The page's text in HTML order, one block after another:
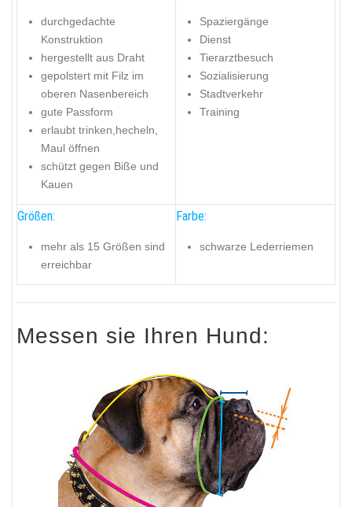
durchgedachte
Konstruktion
hergestellt aus Draht
gepolstert mit Filz im
oberen Nasenbereich
gute Passform
erlaubt trinken,hecheln,
Maul öffnen
schützt gegen Biße und
Kauen
Spaziergänge
Dienst
Tierarztbesuch
Sozialisierung
Stadtverkehr
Training
Größen:
mehr als 15 Größen sind
erreichbar
Farbe:
schwarze Lederriemen
Messen sie Ihren Hund: